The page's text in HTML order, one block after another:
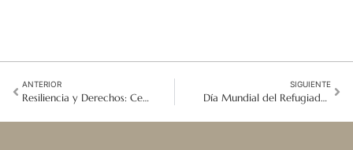
ANTERIOR
Resiliencia y Derechos: Celebrando el Día del Niño Africano en el Buen Pastor en Kolwezi
SIGUIENTE
Día Mundial del Refugiado: Políticas Migratorias de Chile y la Misión de la Fundación Madre Josefa